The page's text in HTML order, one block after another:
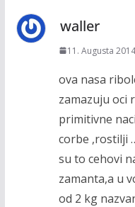
waller
11. Augusta
ova nasa
zamazuju oci
primitivne
corbe ,rostilji
su to cehovi
zamanta,a u
od 2 kg